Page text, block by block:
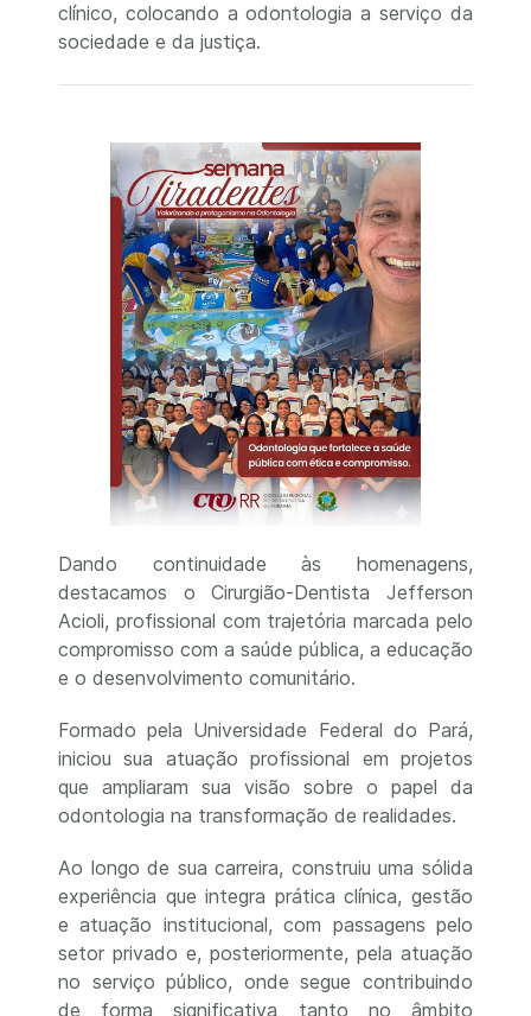
clínico, colocando a odontologia a serviço da
sociedade e da justiça.
Dando continuidade às homenagens,
destacamos o Cirurgião-Dentista Jefferson
Acioli, profissional com trajetória marcada pelo
compromisso com a saúde pública, a educação
e o desenvolvimento comunitário.
Formado pela Universidade Federal do Pará,
iniciou sua atuação profissional em projetos
que ampliaram sua visão sobre o papel da
odontologia na transformação de realidades.
Ao longo de sua carreira, construiu uma sólida
experiência que integra prática clínica, gestão
e atuação institucional, com passagens pelo
setor privado e, posteriormente, pela atuação
no serviço público, onde segue contribuindo
de forma significativa tanto no âmbito